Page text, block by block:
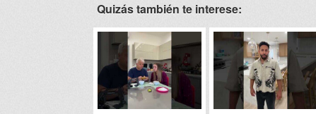
Quizás también te interese: